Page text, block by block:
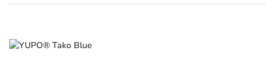
Slide 1 of 1